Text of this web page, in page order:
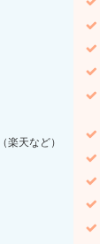
楽天など）